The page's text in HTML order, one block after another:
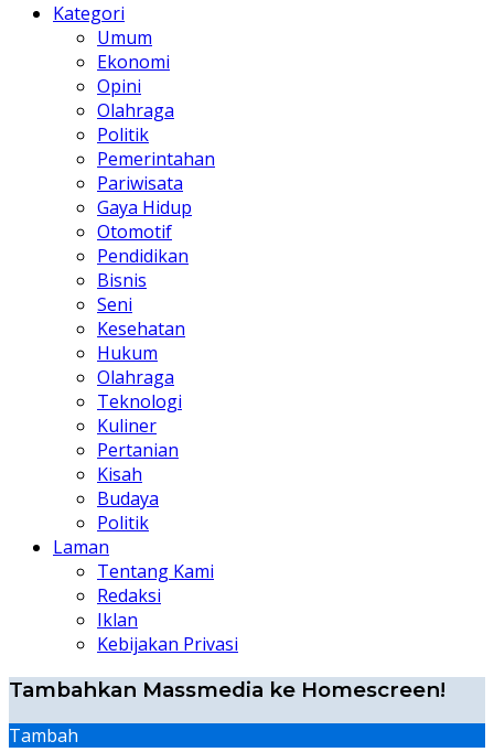
Kategori
Umum
Ekonomi
Opini
Olahraga
Politik
Pemerintahan
Pariwisata
Gaya Hidup
Otomotif
Pendidikan
Bisnis
Seni
Kesehatan
Hukum
Olahraga
Teknologi
Kuliner
Pertanian
Kisah
Budaya
Politik
Laman
Tentang Kami
Redaksi
Iklan
Kebijakan Privasi
Tambahkan Massmedia ke Homescreen!
Tambah